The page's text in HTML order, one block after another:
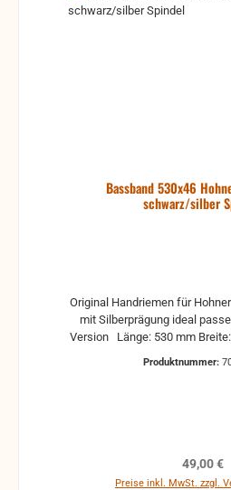
Bassband 530x46
schwarz/silber
Original Handriemen für
mit Silberprägung ideal passend für die Avsenik-
Version Länge: 530 mm Breite: 46 mm Gefüttert mit
Produktnummer:
49,00 €
Preise inkl. MwSt. zzgl.